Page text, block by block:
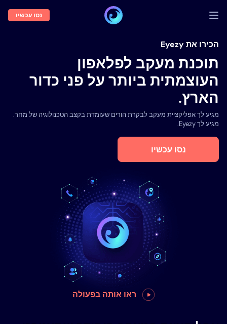
התחברות
הדגמה
תכונות
אודותנו
בלוג
נסו עכשיו
הכירו את Eyezy
תוכנת מעקב לפלאפון
העוצמתית ביותר על פני כדור
הארץ.
מגיע לך אפליקציית מעקב לבקרת הורים שעומדת בקצב הטכנולוגיה של מחר.
מגיע לך Eyezy.
נסו עכשיו
ראו אותה בפעולה